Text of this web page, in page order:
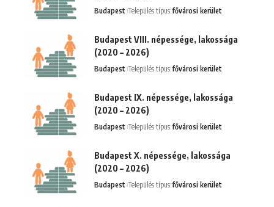
Budapest Település típus:fővárosi kerület
Budapest VIII. népessége, lakossága
(2020 – 2026)
Budapest Település típus:fővárosi kerület
Budapest IX. népessége, lakossága
(2020 – 2026)
Budapest Település típus:fővárosi kerület
Budapest X. népessége, lakossága
(2020 – 2026)
Budapest Település típus:fővárosi kerület